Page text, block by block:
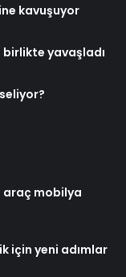
kavuşuyor
birlikte yavaşladı
araç mobilya
için yeni adımlar